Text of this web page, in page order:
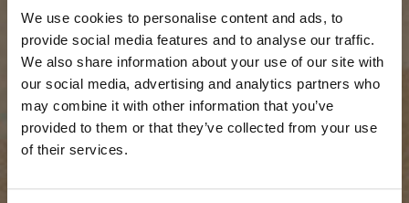
We use cookies to personalise content and ads, to
provide social media features and to analyse our traffic.
We also share information about your use of our site with
our social media, advertising and analytics partners who
may combine it with other information that you’ve
provided to them or that they’ve collected from your use
of their services.
旅行设想
建议行程
活动日历
资源
媒体